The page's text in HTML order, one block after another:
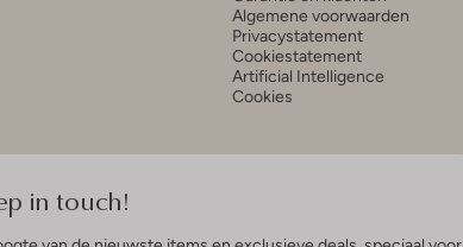
Algemene voorwaarden
Privacystatement
Cookiestatement
Artificial Intelligence
Cookies
in touch!